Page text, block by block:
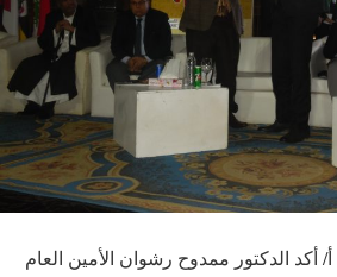
يونيو/أ ش أ/ أكد الدكتور ممدوح رشوان الأمين العام